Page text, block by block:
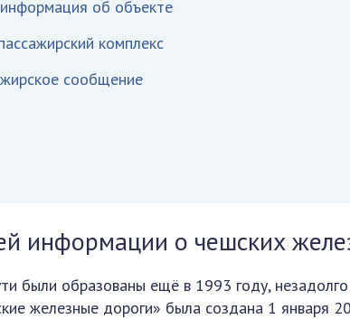
об объекте
комплекс
сообщение
информации о чешских
были образованы ещё в 1993 году,
железные дороги» была создана 1 января